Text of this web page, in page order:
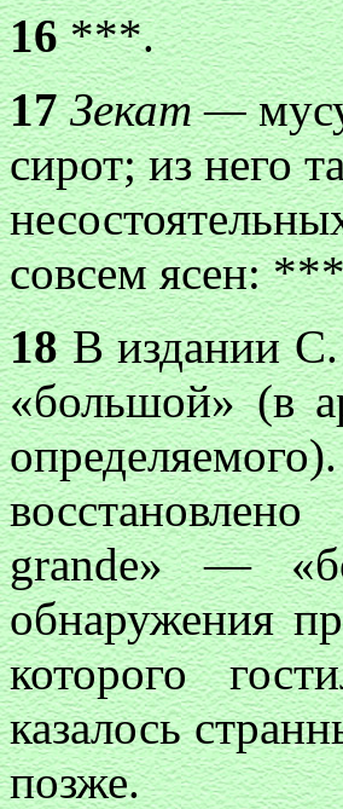
16***.
17 Зекат —
сирот; из него
совсем ясен:
18В издании С.
«большой» (в
grande» —
обнаружения
которого
казалось
позже.